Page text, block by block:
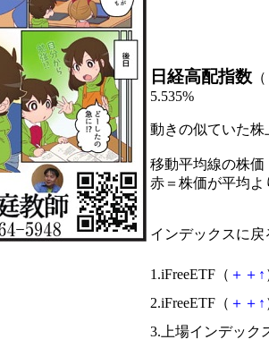
日経高配指数 （
5.535%
動きの似ていた
移動平均線の株価
赤＝株価が平均
インデックスに戻
1.iFreeETF（ ＋ ＋ ↑
2.iFreeETF（ ＋ ＋ ↑
3.上場インデック